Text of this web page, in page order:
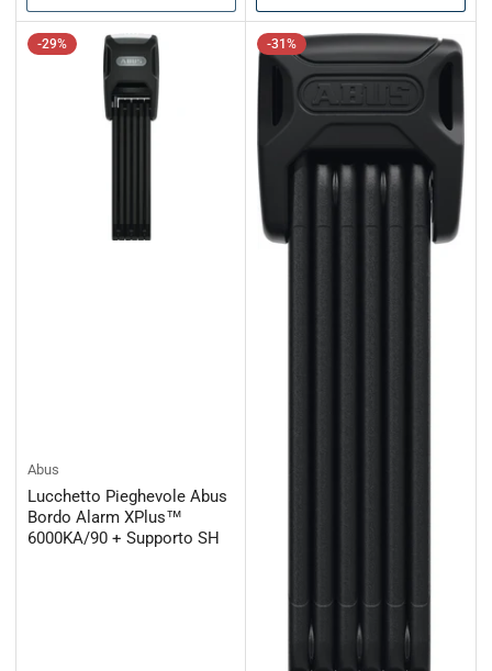
-29%
Abus
Lucchetto Pieghevole Abus
Bordo Alarm XPlus™
6000KA/90 + Supporto SH
-31%